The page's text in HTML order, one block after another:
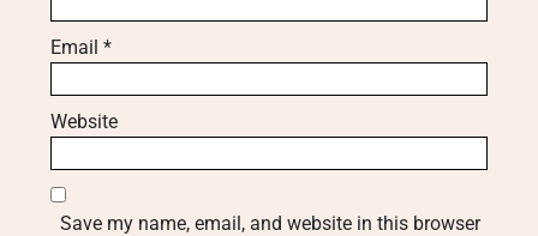
Email *
Website
Save my name, email, and website in this browser